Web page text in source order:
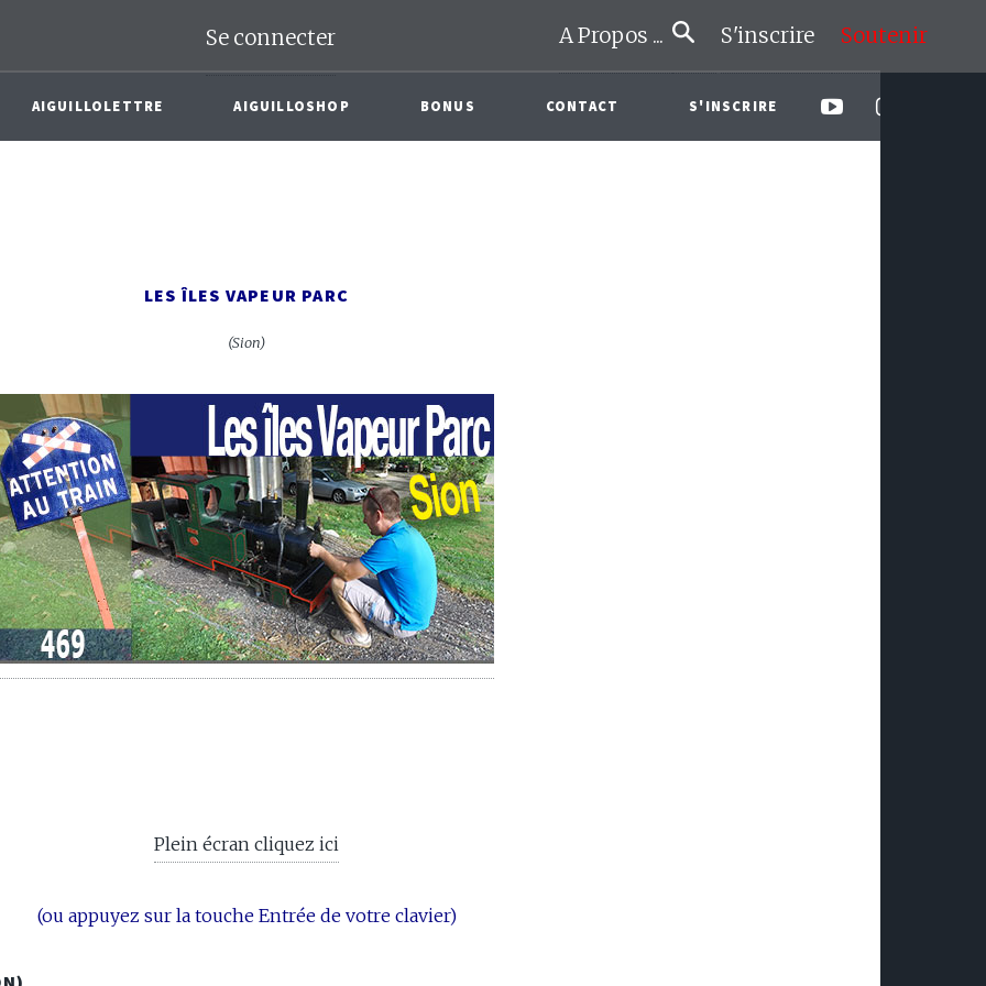
Se connecter A Propos ... S'inscrire Soutenir
AIGUILLOLETTRE AIGUILLOSHOP BONUS CONTACT S'INSCRIRE
LES ÎLES VAPEUR PARC
(Sion)
Plein écran cliquez ici
(ou appuyez sur la touche Entrée de votre clavier)